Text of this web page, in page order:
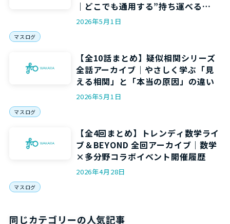
｜どこでも通用する”持ち運べる
力”を5回で身につける
2026年5月1日
マスログ
【全10話まとめ】疑似相関シリーズ
全話アーカイブ｜やさしく学ぶ「見
える相関」と「本当の原因」の違い
2026年5月1日
マスログ
【全4回まとめ】トレンディ数学ライ
ブ＆BEYOND 全回アーカイブ｜数学
×多分野コラボイベント開催履歴
2026年4月28日
マスログ
同じカテゴリーの人気記事